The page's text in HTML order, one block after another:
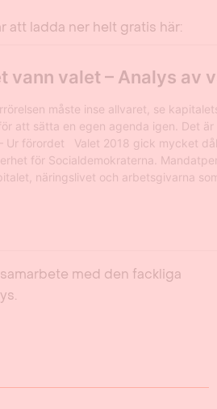
att ladda ner helt gratis här:
med den fackliga